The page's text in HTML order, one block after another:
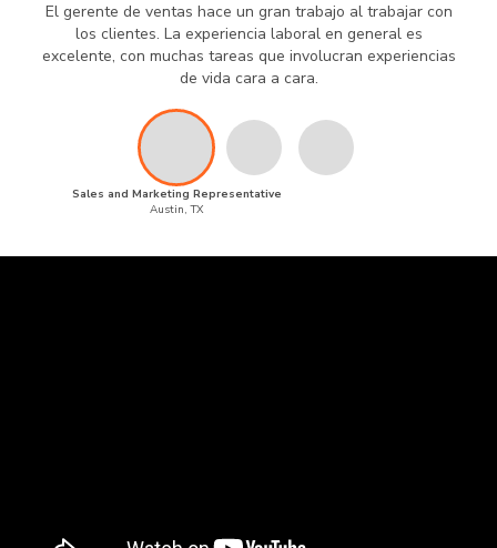
El gerente de ventas hace un gran trabajo al trabajar con
los clientes. La experiencia laboral en general es
excelente, con muchas tareas que involucran experiencias
de vida cara a cara.
Sales and Marketing Representative
Austin, TX